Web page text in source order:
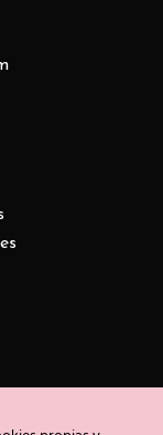
2020